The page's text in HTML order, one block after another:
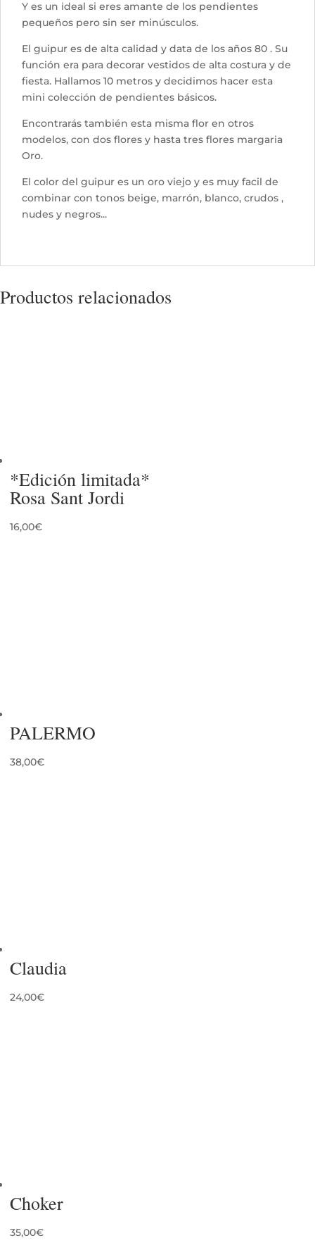
Y es un ideal si eres amante de los pendientes
pequeños pero sin ser minúsculos.
El guipur es de alta calidad y data de los años 80 . Su
función era para decorar vestidos de alta costura y de
fiesta. Hallamos 10 metros y decidimos hacer esta
mini colección de pendientes básicos.
Encontrarás también esta misma flor en otros
modelos, con dos flores y hasta tres flores margaria
Oro.
El color del guipur es un oro viejo y es muy facil de
combinar con tonos beige, marrón, blanco, crudos ,
nudes y negros...
Productos relacionados
*Edición limitada*
Rosa Sant Jordi
16,00€
PALERMO
38,00€
Claudia
24,00€
Choker
35,00€